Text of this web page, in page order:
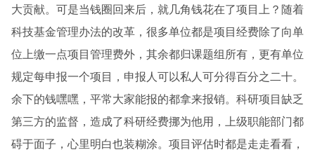
大贡献。可是当钱圈回来后，就几角钱花在了项目上？随着
科技基金管理办法的改革，很多单位都是项目经费除了向单
位上缴一点项目管理费外，其余都归课题组所有，更有单位
规定每申报一个项目，申报人可以私人可分得百分之二十。
余下的钱嘿嘿，平常大家能报的都拿来报销。科研项目缺乏
第三方的监督，造成了科研经费挪为他用，上级职能部门都
碍于面子，心里明白也装糊涂。项目评估时都是走走看看，